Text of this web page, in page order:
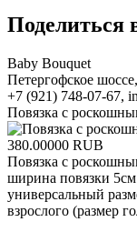
Поделиться
Baby Bouquet
Петергофское
+7 (921) 748-07-67,
Повязка с
380.00000 RUB
Повязка с
ширина повязки
универсальный
взрослого (размер